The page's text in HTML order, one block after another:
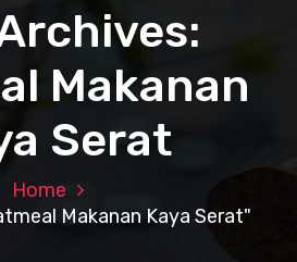
Makanan
Serat
Home
Makanan Kaya Serat"